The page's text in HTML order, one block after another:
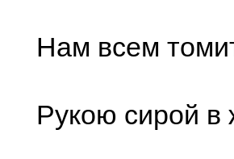
Нам всем
Рукою сирой в